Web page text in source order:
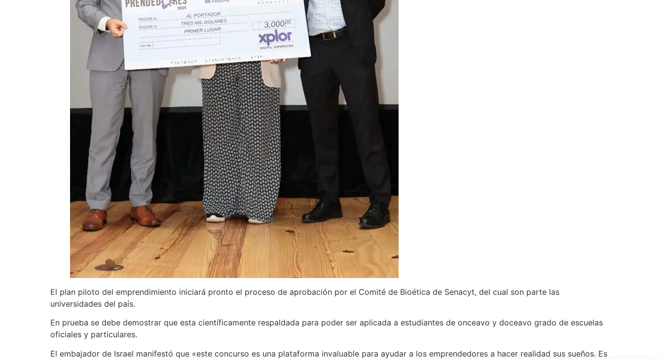
El plan piloto del emprendimiento iniciará pronto el proceso de aprobación por el Comité de Bioética de Senacyt, del cual son parte las
universidades del país.
En prueba se debe demostrar que esta científicamente respaldada para poder ser aplicada a estudiantes de onceavo y doceavo grado de escuelas
oficiales y particulares.
El embajador de Israel manifestó que «este concurso es una plataforma invaluable para ayudar a los emprendedores a hacer realidad sus sueños. Es